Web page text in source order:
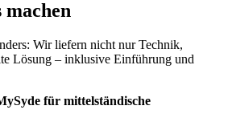
machen
Wir liefern nicht nur Technik,
Lösung – inklusive Einführung und
für mittelständische